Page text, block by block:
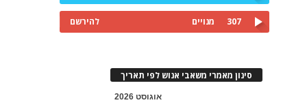
307 מנויים להירשם
סינון מאמרי משאבי אנוש לפי תאריך
אוגוסט 2026